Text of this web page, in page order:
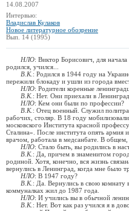
14.08.2007
Интервью:
Владислав Кулаков
Новое литературное обозрение
Вып. 14 (1995)
НЛО: Виктор Борисович, для
родился, учился...
В.К. : Родился в 1944 году на
пережили блокаду и ушли из города
НЛО: Родители коренные
В.К. : Нет. Они приехали в
НЛО: Кем они были по профессии?
В.К. : Отец военный. Служил
рабочих, столяр. В 18 году
московского Института красной
Сталина». После института опять
врачом, работала в медсанбате. В
НЛО: Стало быть, вы родились в
В.К. : Да, причем в знаменитом
родиной. Хотя, конечно, вся жизнь
вернулись в Ленинград, когда мне было
НЛО: В 1947 году?
В.К. : Да. Вернулись в свою комнату
коммуналках жил до 1987 года.
НЛО: И учились вы в обычной
В.К. : Нет. Вот как раз учился я в